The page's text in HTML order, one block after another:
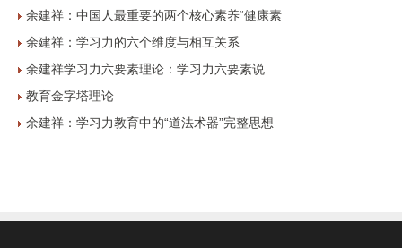
余建祥：中国人最重要的两个核心素养“健康素
余建祥：学习力的六个维度与相互关系
余建祥学习力六要素理论：学习力六要素说
教育金字塔理论
余建祥：学习力教育中的“道法术器”完整思想